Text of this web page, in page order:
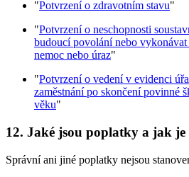
"Potvrzení o zdravotním stavu"
"Potvrzení o neschopnosti
budoucí povolání nebo
nemoc nebo úraz"
"Potvrzení o vedení v evidenci
zaměstnání po skončení povinné
věku"
12. Jaké jsou poplatky a jak
Správní ani jiné poplatky nejsou